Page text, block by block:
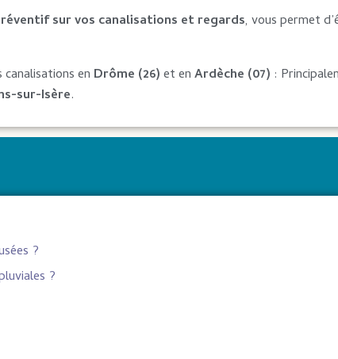
sur vos canalisations et regards, vous permet
en Drôme (26)et enArdèche (07) :
sur-Isère.
?
?